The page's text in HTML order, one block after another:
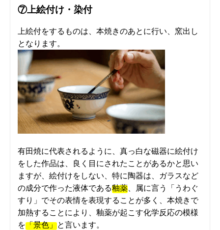
⑦上絵付け・染付
上絵付をするものは、本焼きのあとに行い、窯出し
となります。
有田焼に代表されるように、真っ白な磁器に絵付け
をした作品は、良く目にされたことがあるかと思い
ますが、絵付けをしない、特に陶器は、ガラスなど
の成分で作った液体である釉薬 、属に言う「うわぐ
すり」でその表情を表現することが多く、本焼きで
加熱することにより、釉薬が起こす化学反応の模様
を「景色」と言います。